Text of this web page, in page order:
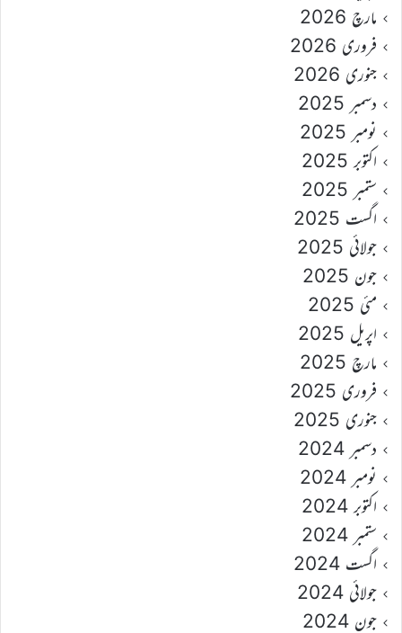
مارچ 2026
فروری 2026
جنوری 2026
دسمبر 2025
نومبر 2025
اکتوبر 2025
ستمبر 2025
اگست 2025
جولائی 2025
جون 2025
مئی 2025
اپریل 2025
مارچ 2025
فروری 2025
جنوری 2025
دسمبر 2024
نومبر 2024
اکتوبر 2024
ستمبر 2024
اگست 2024
جولائی 2024
جون 2024